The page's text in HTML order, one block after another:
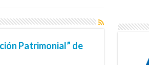
Patrimonial” de